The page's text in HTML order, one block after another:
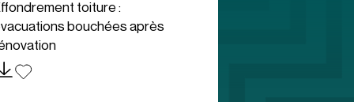
toiture :
bouchées après